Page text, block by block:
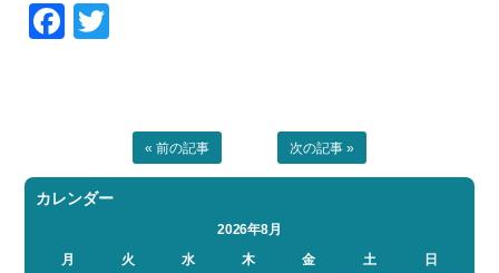
Facebook
« 前の記事 次の記事 »
カレンダー
2026年8月
月
火 水 木 金 土
日